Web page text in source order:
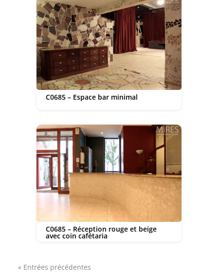
C0685 – Espace bar minimal
C0685 – Réception rouge et beige
avec coin cafétaria
« Entrées précédentes